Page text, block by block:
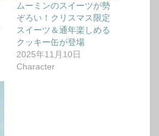
ムーミンのスイーツが勢
ぞろい！クリスマス限定
スイーツ＆通年楽しめる
クッキー缶が登場
2025年11月10日
Character